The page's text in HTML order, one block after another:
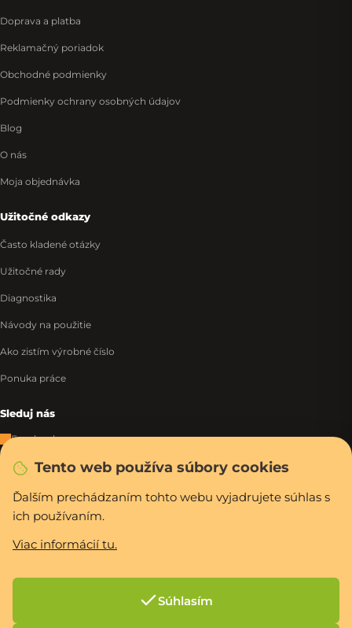
Tento web používa súbory cookies
Ďalším prechádzaním tohto webu vyjadrujete súhlas s
ich používaním.
Viac informácií tu.
Súhlasím
Doprava a platba
Reklamačný poriadok
Obchodné podmienky
Podmienky ochrany osobných údajov
Blog
O nás
Moja objednávka
Užitočné odkazy
Často kladené otázky
Užitočné rady
Diagnostika
Návody na použitie
Ako zistím výrobné číslo
Ponuka práce
Sleduj nás
Facebook
Instagram
Tiktok
WhatsApp